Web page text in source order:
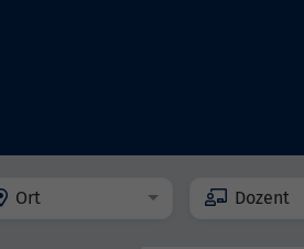
Ort Dozent